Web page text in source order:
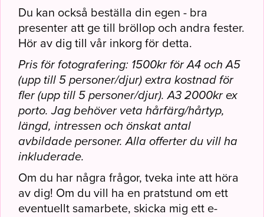
Du kan också beställa din egen - bra
presenter att ge till bröllop och andra fester.
Hör av dig till vår inkorg för detta.
Pris för fotografering: 1500kr för A4 och A5
(upp till 5 personer/djur) extra kostnad för
fler (upp till 5 personer/djur). A3 2000kr ex
porto. Jag behöver veta hårfärg/hårtyp,
längd, intressen och önskat antal
avbildade personer. Alla offerter du vill ha
inkluderade.
Om du har några frågor, tveka inte att höra
av dig! Om du vill ha en pratstund om ett
eventuellt samarbete, skicka mig ett e-